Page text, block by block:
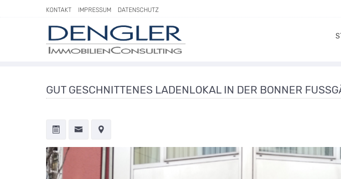
Direkt zum Inhalt springen
KONTAKT IMPRESSUM DATENSCHUTZ
GUT GESCHNITTENES LADENLOKAL IN DER BONNER